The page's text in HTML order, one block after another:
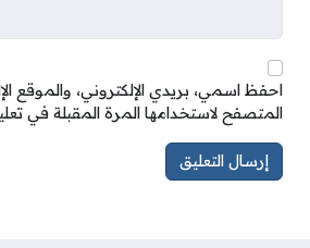
احفظ اسمي، بريدي الإلكتروني، والموقع
المتصفح لاستخدامها المرة المقبلة في